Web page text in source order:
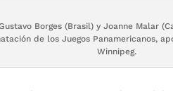
Borges (Brasil) y Joanne Malar
de los Juegos Panamericanos,
Winnipeg.